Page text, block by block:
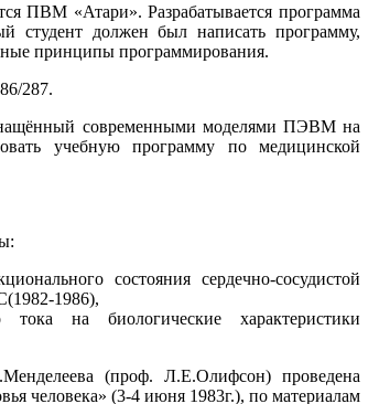
ПВМ «Атари». Разрабатывается программа
студент должен был написать программу,
принципы программирования.
287.
современными моделями ПЭВМ на
учебную программу по медицинской
состояния сердечно-сосудистой
1986),
на биологические характеристики
(проф. Л.Е.Олифсон) проведена
человека» (3-4 июня 1983г.), по материалам